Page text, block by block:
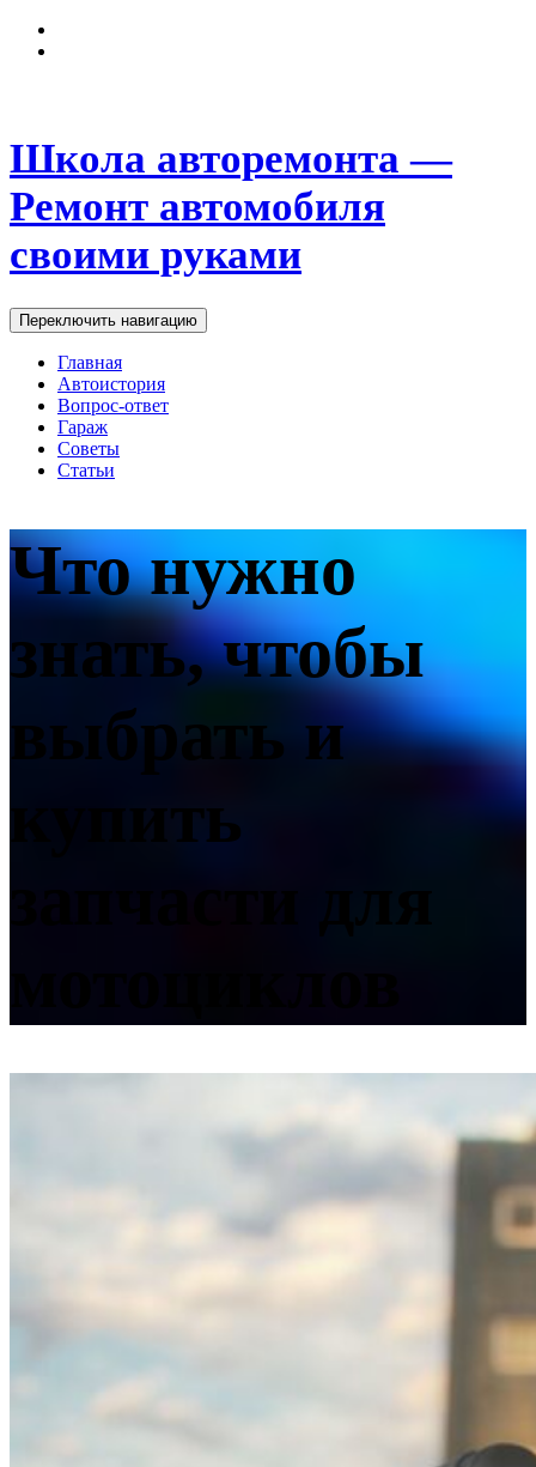
Школа авторемонта —
Ремонт автомобиля
своими руками
Переключить навигацию
Главная
Автоистория
Вопрос-ответ
Гараж
Советы
Статьи
Что нужно
знать, чтобы
выбрать и
купить
запчасти для